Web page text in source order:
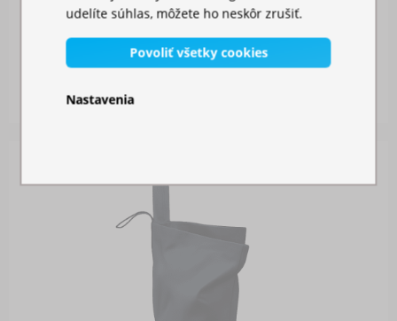
BOČNÁ PLACHTA 2M S DVERAMI
udelíte súhlas, môžete ho neskôr zrušiť.
Povoliť všetky cookies
Nastavenia